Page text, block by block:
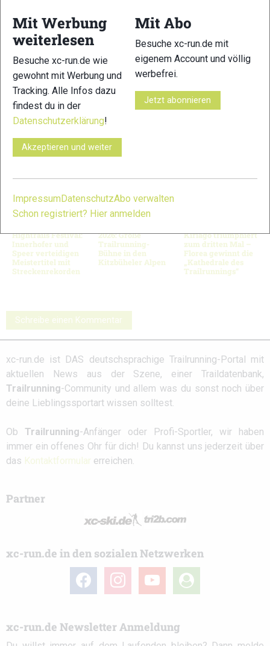
Hightrails Festival:
Innerhofer und
Speer verteidigen
Meistertitel mit
Streckenrekorden
2026: Große
Trailrunning-
Bühne in den
Kitzbüheler Alpen
Kiriago triumphiert
zum dritten Mal –
Florea gewinnt die
„Kathedrale des
Trailrunnings“
Schreibe einen Kommentar
xc-run.de ist DAS deutschsprachige Trailrunning-Portal mit
aktuellen News aus der Szene, einer Traildatenbank,
Trailrunning-Community und allem was du sonst noch über
deine Lieblingssportart wissen solltest.
Ob Trailrunning-Anfänger oder Profi-Sportler, wir haben
immer ein offenes Ohr für dich! Du kannst uns jederzeit über
das Kontaktformular erreichen.
Partner
xc-run.de in den sozialen Netzwerken
facebook instagram youtube
user-
circle
xc-run.de Newsletter Anmeldung
Mit Werbung
weiterlesen
Besuche xc-run.de wie
gewohnt mit Werbung und
Tracking. Alle Infos dazu
findest du in der
Datenschutzerklärung!
Akzeptieren und weiter
Mit Abo
Besuche xc-run.de mit
eigenem Account und völlig
werbefrei.
Jetzt abonnieren
ImpressumDatenschutzAbo verwalten
Schon registriert? Hier anmelden